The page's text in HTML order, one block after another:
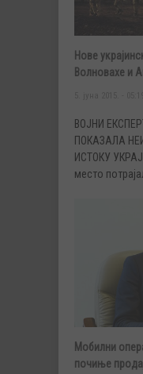
Нове
Волновахе и
ВОЈНИ
ПОКАЗАЛА
ИСТОКУ
место
Мобилни
почиње